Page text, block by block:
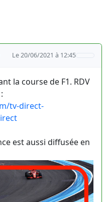
Le 20/06/2021 à 12:45
la course de F1. RDV
tv-direct-
est aussi diffusée en